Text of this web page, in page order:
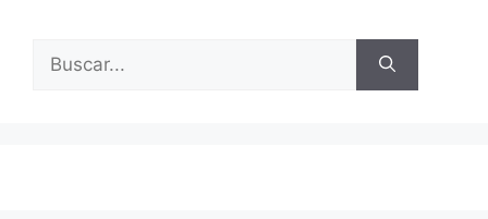
Buscar: